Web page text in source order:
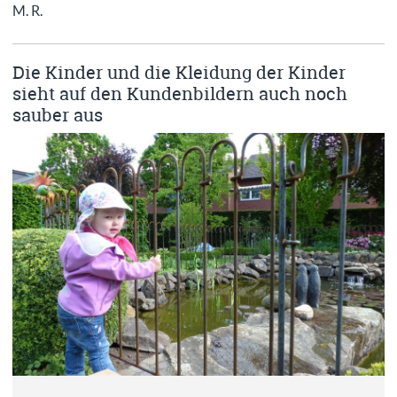
M. R.
Die Kinder und die Kleidung der Kinder
sieht auf den Kundenbildern auch noch
sauber aus